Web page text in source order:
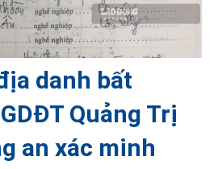
danh bất
Quảng Trị
an xác minh